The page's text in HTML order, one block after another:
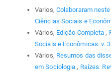
Varios, Colaboraram
Ciências Sociais e
Vários, Edição Completa ,
Sociais e Econômicas: v.
Vários, Resumos das
em Sociologia , Raízes: